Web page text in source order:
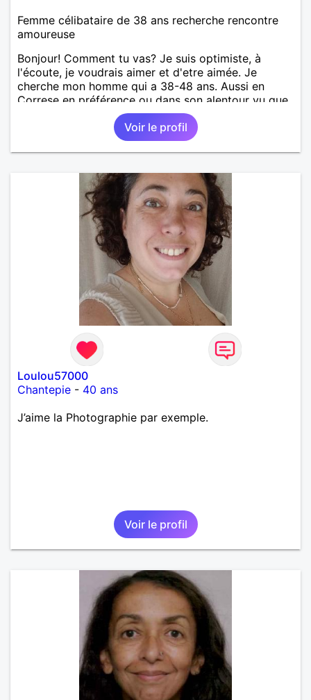
Femme célibataire de 38 ans recherche rencontre
amoureuse
Bonjour! Comment tu vas? Je suis optimiste, à
l'écoute, je voudrais aimer et d'etre aimée. Je
cherche mon homme qui a 38-48 ans. Aussi en
Correse en préférence ou dans son alentour vu que
je travaille en CDI et je ne peux pas souvent
voyager loin. Merci. Bon chance à tout le monde.
Voir le profil
Loulou57000
Chantepie - 40 ans
J’aime la Photographie par exemple.
Voir le profil